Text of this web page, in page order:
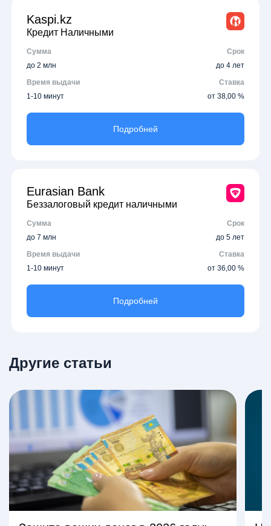
Kaspi.kz
Кредит Наличными
Сумма
Срок
до 2 млн
до 4 лет
Время выдачи
Ставка
1-10 минут
от 38,00 %
Подробней
Eurasian Bank
Беззалоговый кредит наличными
Сумма
Срок
до 7 млн
до 5 лет
Время выдачи
Ставка
1-10 минут
от 36,00 %
Подробней
Другие статьи